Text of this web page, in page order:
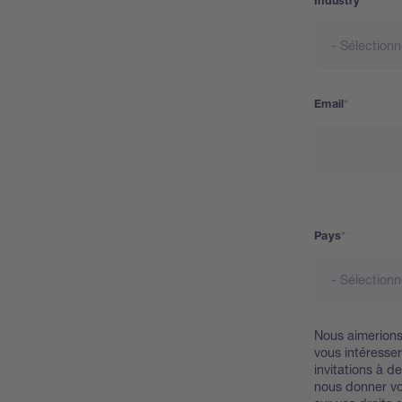
Industry
Email
Pays
Nous
vous
invitations à
nous donner